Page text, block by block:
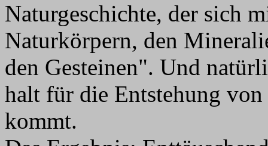
Naturgeschichte, der sich
Naturkörpern, den
den Gesteinen". Und
halt für die Entstehung
kommt.